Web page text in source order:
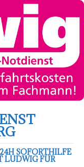
SOFORTHILFE
LUDWIG FÜR